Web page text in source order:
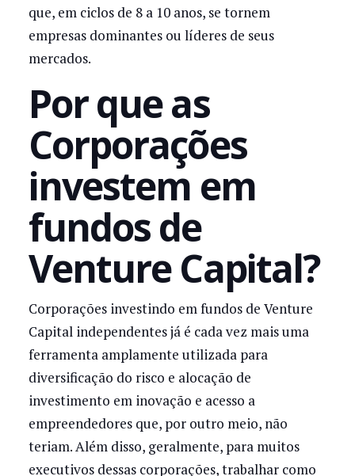
que, em ciclos de 8 a 10 anos, se tornem
empresas dominantes ou líderes de seus
mercados.
Por que as
Corporações
investem em
fundos de
Venture Capital?
Corporações investindo em fundos de Venture
Capital independentes já é cada vez mais uma
ferramenta amplamente utilizada para
diversificação do risco e alocação de
investimento em inovação e acesso a
empreendedores que, por outro meio, não
teriam. Além disso, geralmente, para muitos
executivos dessas corporações, trabalhar como